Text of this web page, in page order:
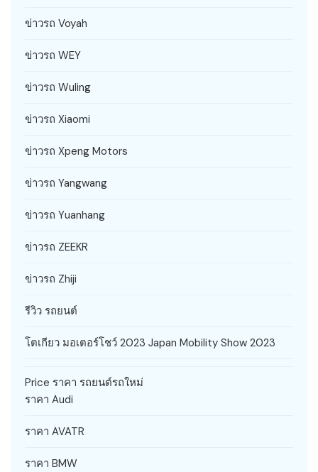
ข่าวรถ Voyah
ข่าวรถ WEY
ข่าวรถ Wuling
ข่าวรถ Xiaomi
ข่าวรถ Xpeng Motors
ข่าวรถ Yangwang
ข่าวรถ Yuanhang
ข่าวรถ ZEEKR
ข่าวรถ Zhiji
รีวิว รถยนต์
โตเกียว มอเตอร์โชว์ 2023 Japan Mobility Show 2023
Price ราคา รถยนต์รถใหม่
ราคา Audi
ราคา AVATR
ราคา BMW